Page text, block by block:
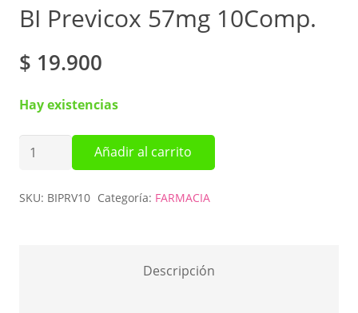
BI Previcox 57mg 10Comp.
$ 19.900
Hay existencias
57mg
Añadir al carrito
SKU: BIPRV10 Categoría: FARMACIA
Descripción